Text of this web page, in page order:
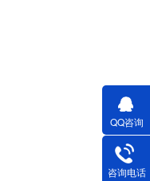
QQ咨询
咨询电话